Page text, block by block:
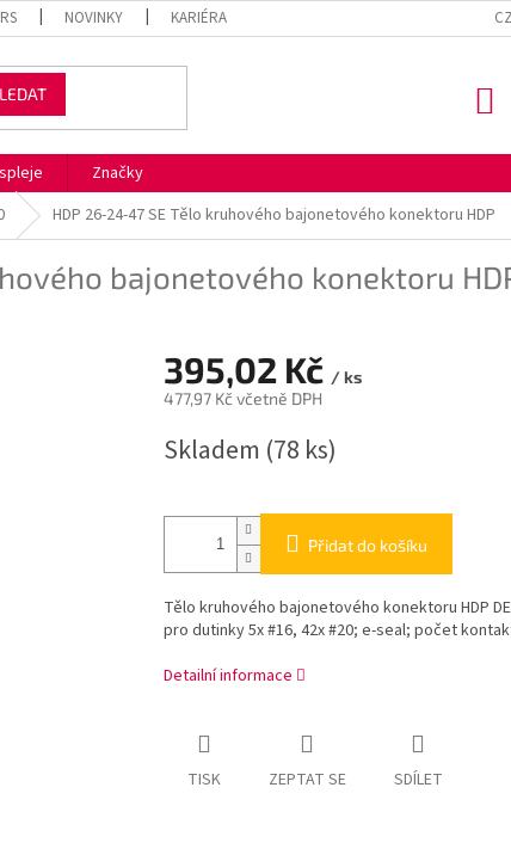
NOVINKY KARIÉRA
Značky
HDP 26-24-47 SE Tělo kruhového bajonetového konektoru HDP
bajonetového konektoru
395,02 Kč / ks
477,97 Kč včetně DPH
cena:
Skladem (78 ks)
Přidat do košíku
Tělo kruhového bajonetového konektoru HDP
pro dutinky 5x #16, 42x #20; e-seal; počet
Detailní informace
TISK ZEPTAT SE SDÍLET